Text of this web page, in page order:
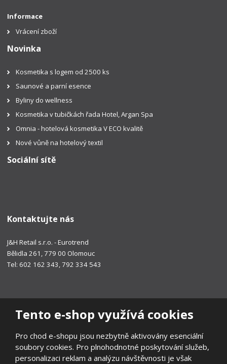
Tento e-shop využívá cookies
Pro chod e-shopu jsou nezbytně aktivovány esenciální
soubory cookies. Pro plnohodnotné poskytování služeb,
personalizaci reklam a analýzu návštěvnosti je však
Informace
Vrácení zboží
Novinka
Kosmetika s logem od 2500 ks
Saunové a parní esence
Byliny do wellness
Kosmetika v tubičkách řada Hotel, Argan Spa
Omnia - hotelová kosmetika V ECO kvalitě
Nové vůně na hotelový textil
Sociální sítě
Kontaktujte nás
J&H Retail s.r.o. - Eurotrend
Bělidla 261, 779 00 Olomouc
Tel: 602 162 343, 792 334 543